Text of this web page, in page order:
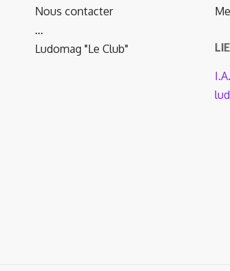
Nous contacter
…
Ludomag "Le Club"